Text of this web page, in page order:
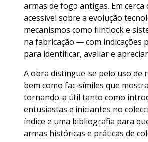
armas de fogo antigas. Em
acessível sobre a evolução
mecanismos como flintlock e
na fabricação — com indicações
para identificar, avaliar e
A obra distingue-se pelo uso de
bem como fac-símiles que
tornando-a útil tanto como
entusiastas e iniciantes no
índice e uma bibliografia para
armas históricas e práticas de